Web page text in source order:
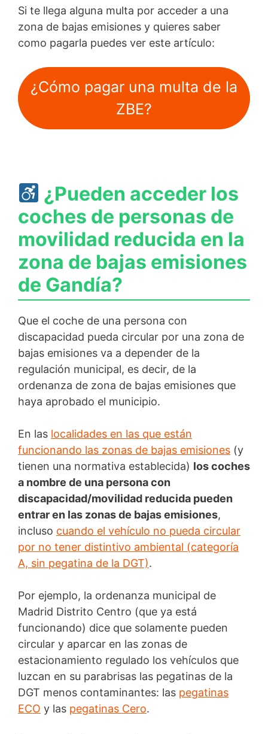
Si te llega alguna multa por acceder a una
zona de bajas emisiones y quieres saber
como pagarla puedes ver este artículo:
¿Cómo pagar una multa de la
ZBE?
¿Pueden acceder los
coches de personas de
movilidad reducida en la
zona de bajas emisiones
de Gandía?
Que el coche de una persona con
discapacidad pueda circular por una zona de
bajas emisiones va a depender de la
regulación municipal, es decir, de la
ordenanza de zona de bajas emisiones que
haya aprobado el municipio.
En las localidades en las que están
funcionando las zonas de bajas emisiones (y
tienen una normativa establecida) los coches
a nombre de una persona con
discapacidad/movilidad reducida pueden
entrar en las zonas de bajas emisiones,
incluso cuando el vehículo no pueda circular
por no tener distintivo ambiental (categoría
A, sin pegatina de la DGT).
Por ejemplo, la ordenanza municipal de
Madrid Distrito Centro (que ya está
funcionando) dice que solamente pueden
circular y aparcar en las zonas de
estacionamiento regulado los vehículos que
luzcan en su parabrisas las pegatinas de la
DGT menos contaminantes: las pegatinas
ECO y las pegatinas Cero.